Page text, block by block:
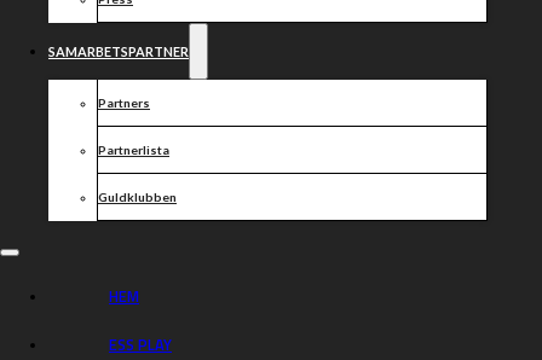
SAMARBETSPARTNER
Partners
Partnerlista
Guldklubben
HEM
ESS PLAY